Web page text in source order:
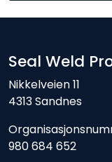
Seal Weld
Nikkelveien 11
4313 Sandnes
980 684 652